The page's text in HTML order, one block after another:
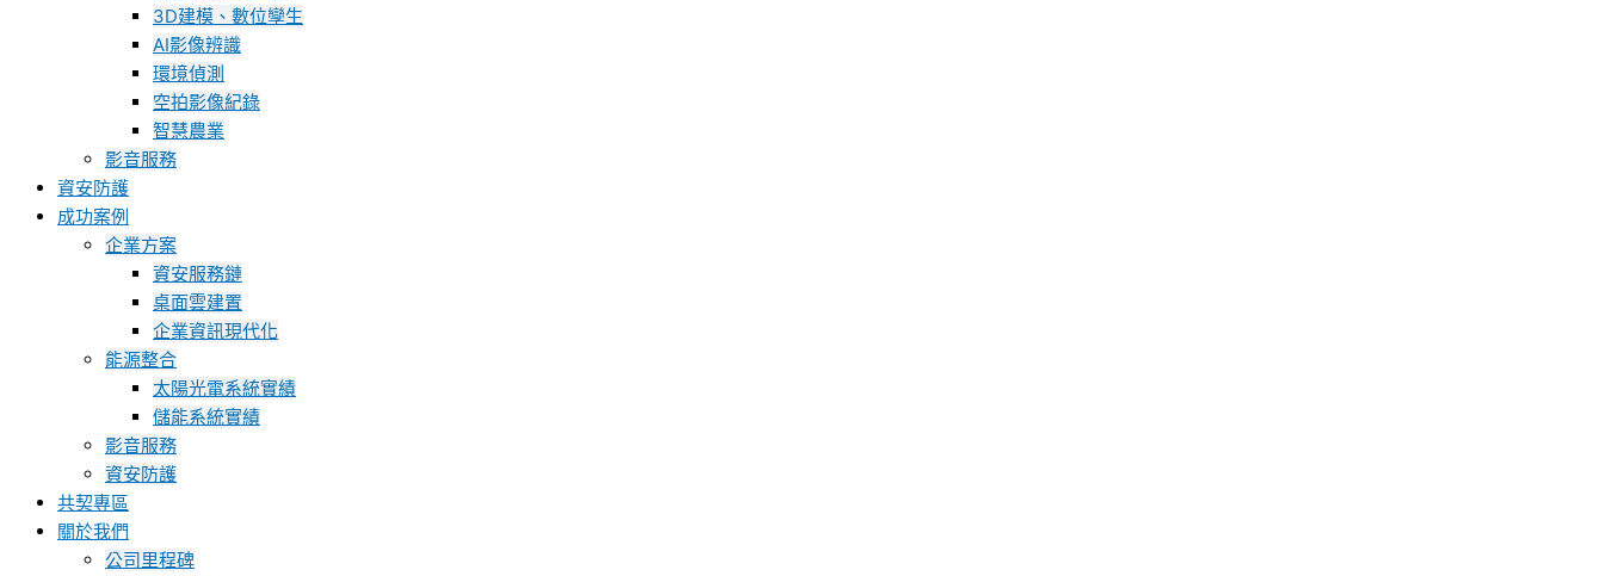
3D建模、數位孿生
AI影像辨識
環境偵測
空拍影像紀錄
智慧農業
影音服務
資安防護
成功案例
企業方案
資安服務鏈
桌面雲建置
企業資訊現代化
能源整合
太陽光電系統實績
儲能系統實績
影音服務
資安防護
共契專區
關於我們
公司里程碑